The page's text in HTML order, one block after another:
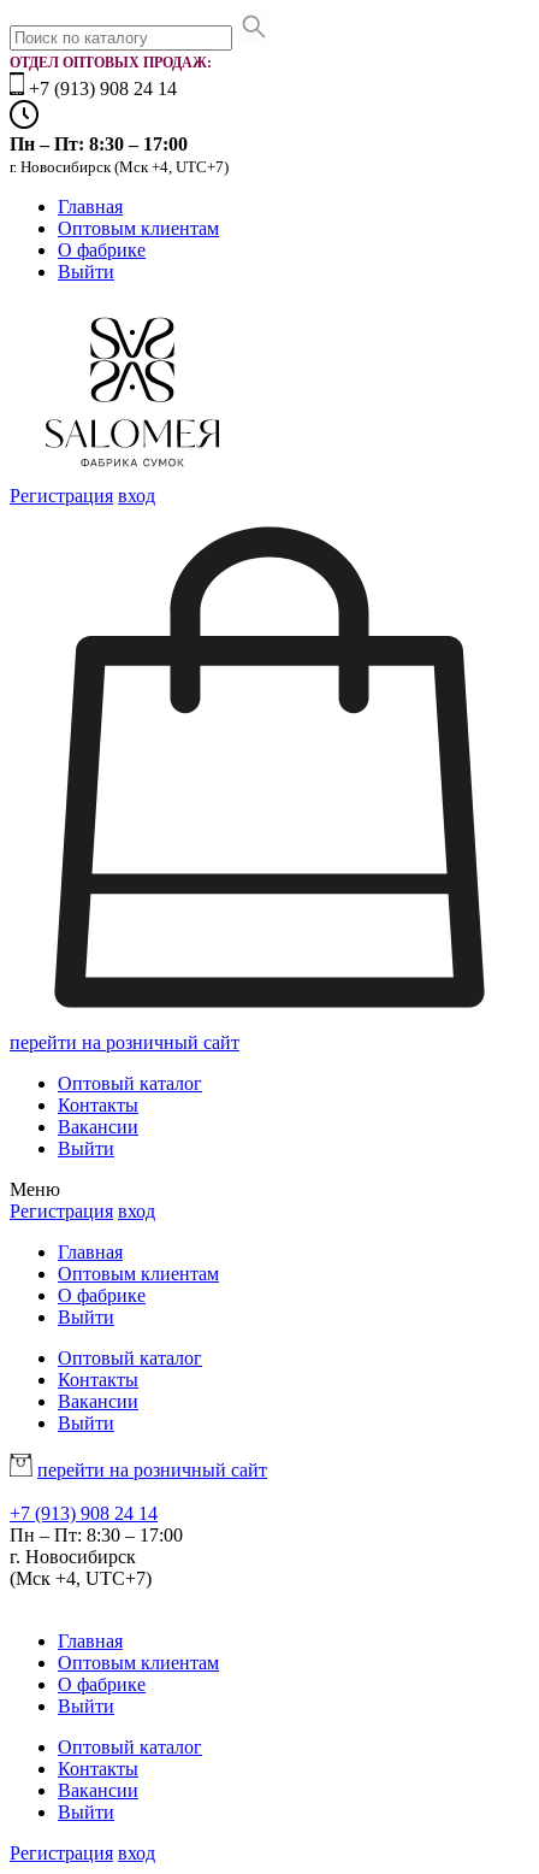
ОТДЕЛ ОПТОВЫХ ПРОДАЖ:
+7 (913) 908 24 14
Пн – Пт: 8:30 – 17:00
г. Новосибирск (Мск +4, UTC+7)
Главная
Оптовым клиентам
О фабрике
Выйти
Регистрация вход
перейти на розничный сайт
Оптовый каталог
Контакты
Вакансии
Выйти
Меню
Регистрация вход
Главная
Оптовым клиентам
О фабрике
Выйти
Оптовый каталог
Контакты
Вакансии
Выйти
перейти на розничный сайт
+7 (913) 908 24 14
Пн – Пт: 8:30 – 17:00
г. Новосибирск
(Мск +4, UTC+7)
Главная
Оптовым клиентам
О фабрике
Выйти
Оптовый каталог
Контакты
Вакансии
Выйти
Регистрация вход